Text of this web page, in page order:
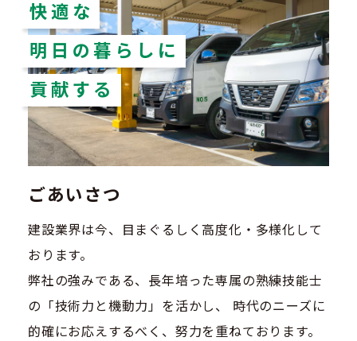
快適な
明日の暮らしに
貢献する
ごあいさつ
建設業界は今、目まぐるしく高度化・多様化して
おります。
弊社の強みである、長年培った専属の熟練技能士
の「技術力と機動力」を活かし、 時代のニーズに
的確にお応えするべく、努力を重ねております。